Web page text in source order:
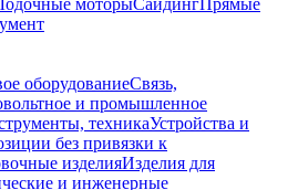
моторыСайдингПрямые
оборудованиеСвязь,
и промышленное
техникаУстройства и
без привязки к
изделияИзделия для
и инженерные